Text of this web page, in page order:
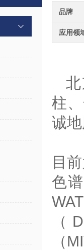
品牌
应用领
柱
诚
目
色
（
（